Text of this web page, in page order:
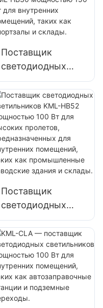
пролетов,
внутреннего
освещения
фабрик, складов и
т. д.
Поставщик
светодиодных
промышленных и
шахтерских
светильников
KML-HB30
мощностью 150
Вт для внутренних
помещений, таких
как спортзалы и
склады.
Поставщик
светодиодных
светильников
KML-HB52
мощностью 100
Вт для высоких
пролетов,
предназначенных
для внутренних